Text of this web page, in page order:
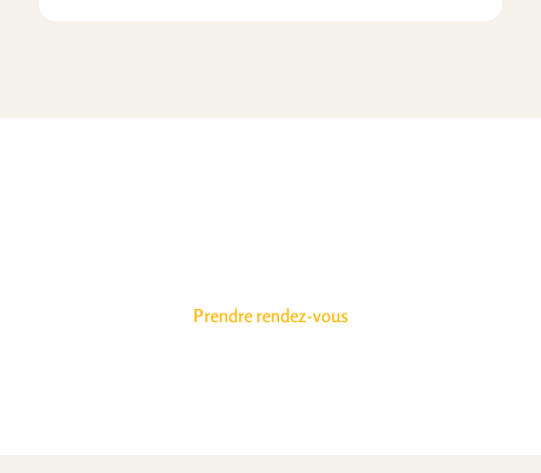
Prendre rendez-vous